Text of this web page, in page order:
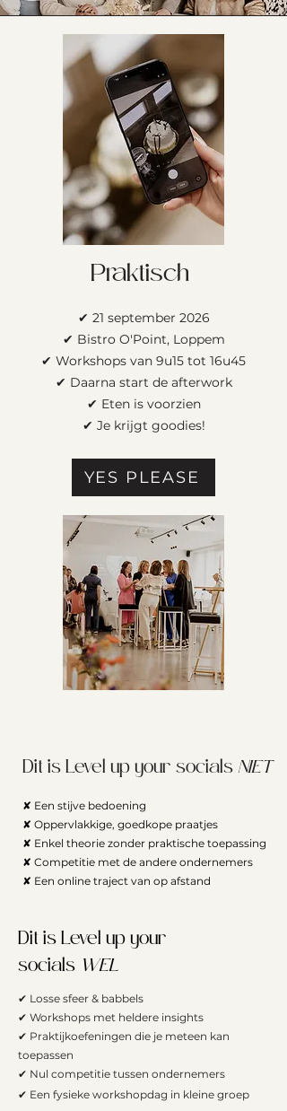
Praktisch
✔ 21 september 2026
✔ Bistro O'Point, Loppem
✔ Workshops van 9u15 tot 16u45
✔ Daarna start de afterwork
✔ Eten is voorzien
✔ Je krijgt goodies!
YES PLEASE
✘ Een stijve bedoening
✘ Oppervlakkige, goedkope praatjes
✘ Enkel theorie zonder praktische toepassing
✘ Competitie met de andere ondernemers
✘ Een online traject van op afstand
Dit is Level up your
socials WEL
✔ Losse sfeer & babbels
✔ Workshops met heldere insights
✔ Praktijkoefeningen die je meteen kan
toepassen
✔ Nul competitie tussen ondernemers
✔ Een fysieke workshopdag in kleine groep
Dit is Level up your socials NIET